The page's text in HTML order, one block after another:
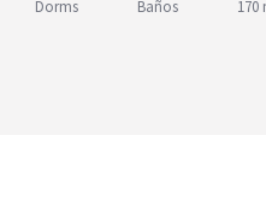
Dorms Baños 170